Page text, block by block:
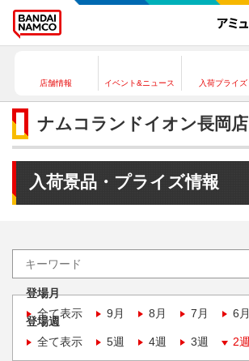
店舗情報 イベント&ニュース 入荷プライズ
ナムコランドイオン長岡店
入荷景品・プライズ情報
登場月
全て表示
9月 8月 7月 6月
登場週
全て表示
5週 4週 3週 2週